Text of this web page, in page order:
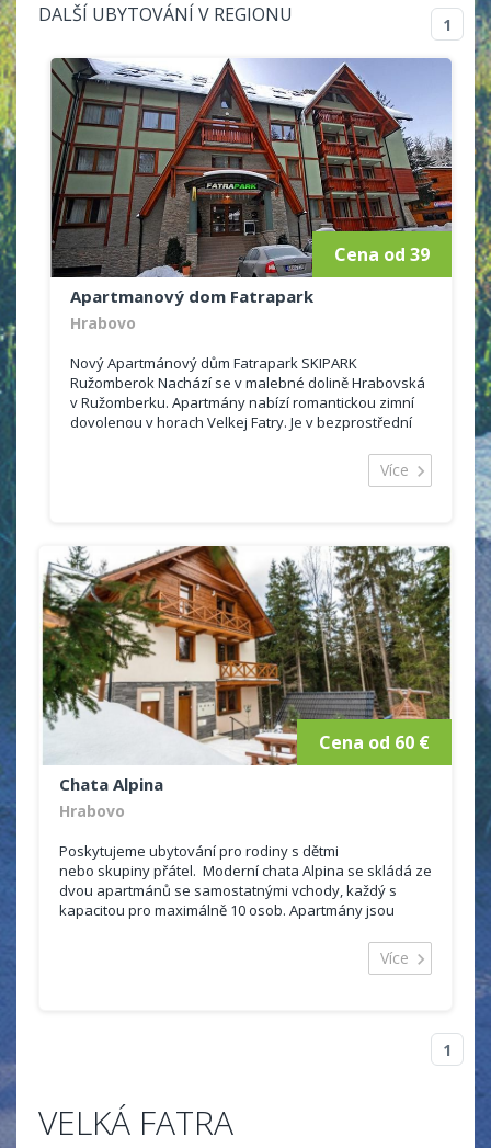
DALŠÍ UBYTOVÁNÍ V REGIONU 1
Cena od 39
Apartmanový dom Fatrapark
Hrabovo
Nový Apartmánový dům Fatrapark SKIPARK
Ružomberok Nachází se v malebné dolině Hrabovská
v Ružomberku. Apartmány nabízí romantickou zimní
dovolenou v horach Velkej Fatry. Je v bezprostřední
Malino Brdo, která je jen 70 metrů od lanovky ! Více
Cena od 60 €
Chata Alpina
Hrabovo
Poskytujeme ubytování pro rodiny s dětmi
nebo skupiny přátel. Moderní chata Alpina se skládá ze
dvou apartmánů se samostatnými vchody, každý s
kapacitou pro maximálně 10 osob. Apartmány jsou
Více
1
VELKÁ FATRA